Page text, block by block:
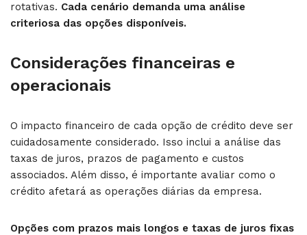
rotativas. Cada cenário demanda uma análise
criteriosa das opções disponíveis.
Considerações financeiras e
operacionais
O impacto financeiro de cada opção de crédito deve ser
cuidadosamente considerado. Isso inclui a análise das
taxas de juros, prazos de pagamento e custos
associados. Além disso, é importante avaliar como o
crédito afetará as operações diárias da empresa.
Opções com prazos mais longos e taxas de juros fixas